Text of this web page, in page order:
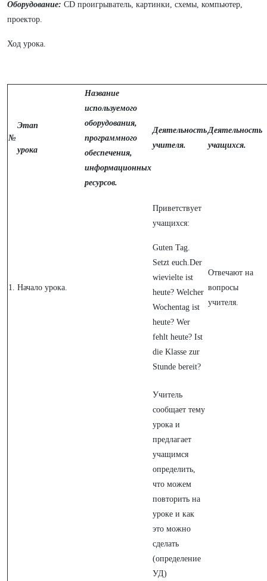
Оборудование: CD проигрыватель, картинки, схемы, компьютер,
проектор.
Ход урока.
№
Этап
урока
Название
используемого
оборудования,
программного
обеспечения,
информационных
ресурсов.
Деятельность
учителя.
Деятельность
учащихся.
1. Начало урока.
Приветствует
учащихся:
Guten Tag.
Setzt euch.Der
wievielte ist
heutе? Welcher
Wochentag ist
heute? Wer
fehlt heute? Ist
die Klasse zur
Stunde bereit?
Отвечают на
вопросы
учителя.
Учитель
сообщает тему
урока и
предлагает
учащимся
определить,
что можем
повторить на
уроке и как
это можно
сделать
(определение
УД)